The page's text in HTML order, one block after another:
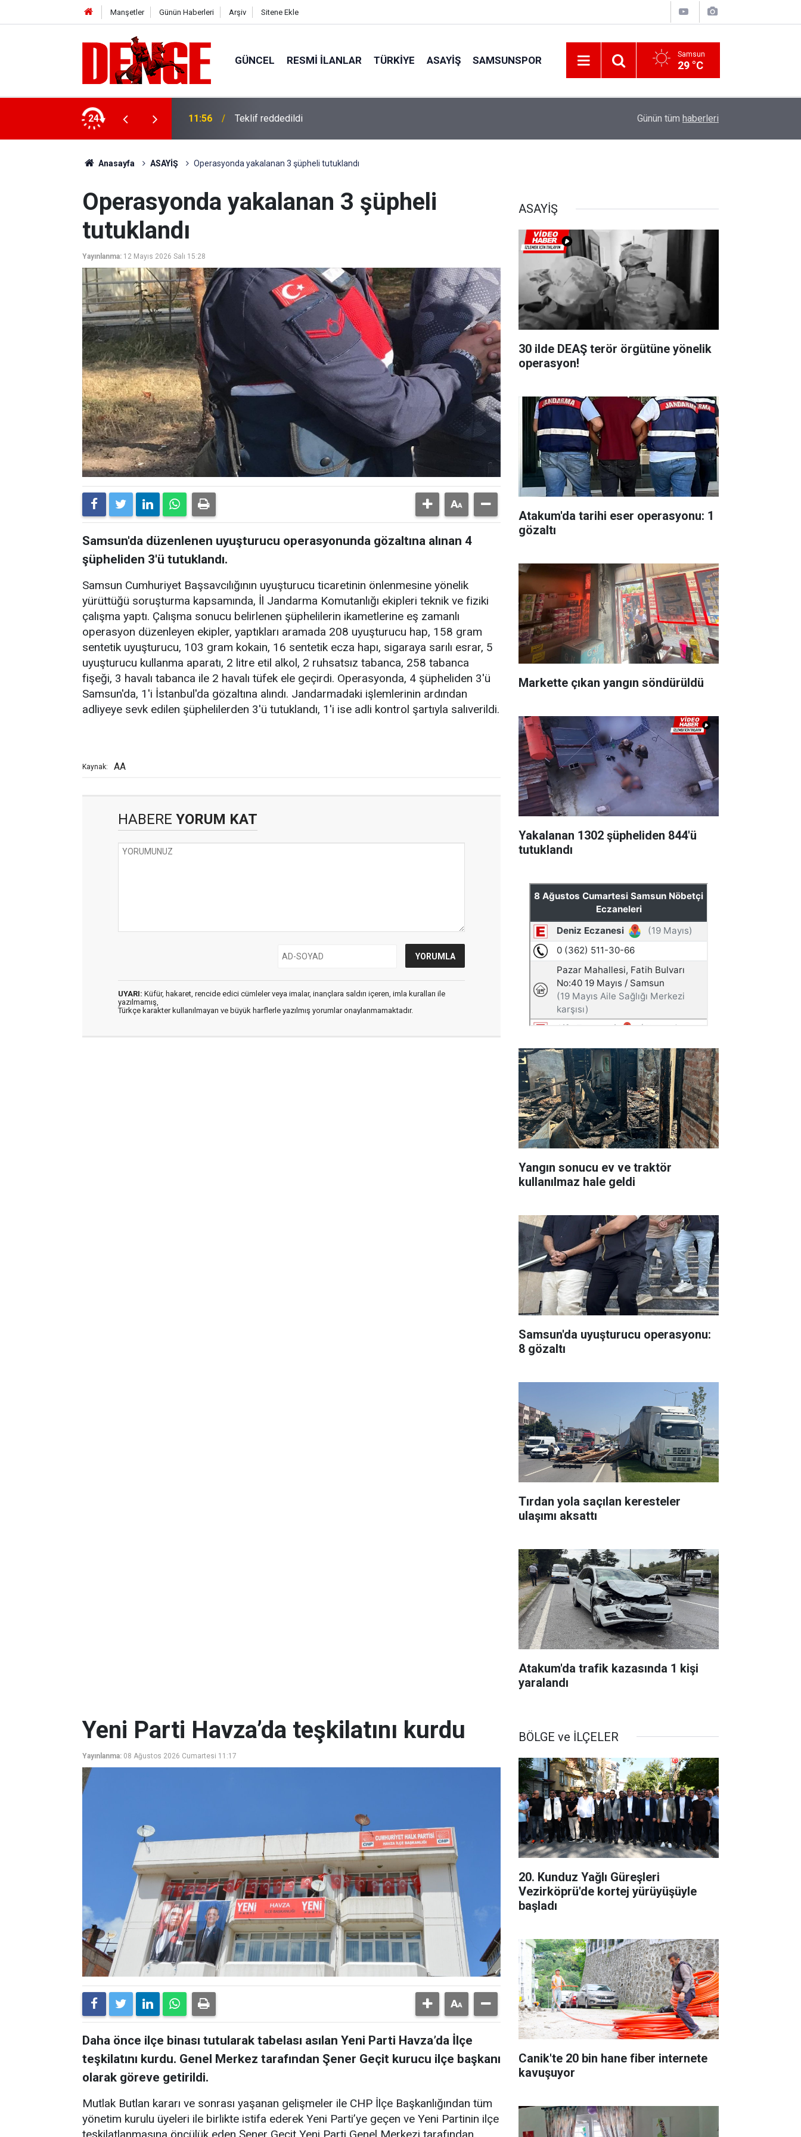
Manşetler Günün Haberleri Arşiv Sitene Ekle
GÜNCEL RESMI İLANLAR TÜRKİYE ASAYİŞ SAMSUNSPOR Samsun
29 °C
24
mobil uygulamasının kamu spotunu
11:56 Teklif reddedildi Yeni Parti Havza’da teşkilatını kurdu
Günün tüm haberleri
Anasayfa ASAYİŞ Operasyonda yakalanan 3 şüpheli tutuklandı
Operasyonda yakalanan 3 şüpheli
tutuklandı
Yayınlanma: 12 Mayıs 2026 Salı 15:28
Samsun'da düzenlenen uyuşturucu operasyonunda gözaltına alınan 4
şüpheliden 3'ü tutuklandı.
Samsun Cumhuriyet Başsavcılığının uyuşturucu ticaretinin önlenmesine yönelik
yürüttüğü soruşturma kapsamında, İl Jandarma Komutanlığı ekipleri teknik ve fiziki
çalışma yaptı. Çalışma sonucu belirlenen şüphelilerin ikametlerine eş zamanlı
operasyon düzenleyen ekipler, yaptıkları aramada 208 uyuşturucu hap, 158 gram
sentetik uyuşturucu, 103 gram kokain, 16 sentetik ecza hapı, sigaraya sarılı esrar, 5
uyuşturucu kullanma aparatı, 2 litre etil alkol, 2 ruhsatsız tabanca, 258 tabanca
fişeği, 3 havalı tabanca ile 2 havalı tüfek ele geçirdi. Operasyonda, 4 şüpheliden 3'ü
Samsun'da, 1'i İstanbul'da gözaltına alındı. Jandarmadaki işlemlerinin ardından
adliyeye sevk edilen şüphelilerden 3'ü tutuklandı, 1'i ise adli kontrol şartıyla salıverildi.
Kaynak: AA
HABERE YORUM KAT
UYARI: Küfür, hakaret, rencide edici cümleler veya imalar, inançlara saldırı içeren, imla kuralları ile
yazılmamış,
Türkçe karakter kullanılmayan ve büyük harflerle yazılmış yorumlar onaylanmamaktadır.
ASAYİŞ
30 ilde DEAŞ terör örgütüne yönelik
operasyon!
Atakum'da tarihi eser operasyonu: 1
gözaltı
Markette çıkan yangın söndürüldü
Yakalanan 1302 şüpheliden 844'ü
tutuklandı
Yangın sonucu ev ve traktör
kullanılmaz hale geldi
Samsun'da uyuşturucu operasyonu:
8 gözaltı
Tırdan yola saçılan keresteler
ulaşımı aksattı
Atakum'da trafik kazasında 1 kişi
yaralandı
Yeni Parti Havza’da teşkilatını kurdu
Yayınlanma: 08 Ağustos 2026 Cumartesi 11:17
Daha önce ilçe binası tutularak tabelası asılan Yeni Parti Havza’da İlçe
teşkilatını kurdu. Genel Merkez tarafından Şener Geçit kurucu ilçe başkanı
olarak göreve getirildi.
Mutlak Butlan kararı ve sonrası yaşanan gelişmeler ile CHP İlçe Başkanlığından tüm
yönetim kurulu üyeleri ile birlikte istifa ederek Yeni Parti’ye geçen ve Yeni Partinin ilçe
teşkilatlanmasına öncülük eden Şener Geçit Yeni Parti Genel Merkezi tarafından
BÖLGE ve İLÇELER
20. Kunduz Yağlı Güreşleri
Vezirköprü'de kortej yürüyüşüyle
başladı
Canik'te 20 bin hane fiber internete
kavuşuyor